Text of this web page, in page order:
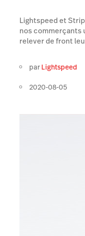
Lightspeed et
nos commerçants
relever de front
par Lightspeed
2020-08-05